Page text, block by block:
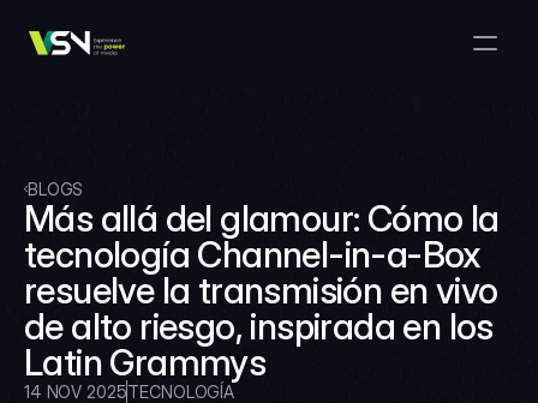
VSN Crea
VSN Uno TV
VSN Arena
VSNExplorer + VSNOne TV
Flujo de Trabajo de Producción de Medios
VSNExplorer + Wedit
Intercambio de Medios
VSNExplorer
Noticias y Entretenimiento en Vivo
VSN NewsConnect + VSN IA
Programación Inteligente
VSNExplorer + VSNCrea
Empresa
Select Language
Spanish (Spain)
ES HÁBLANOS
BLOGS
Más allá del glamour: Cómo la
tecnología Channel-in-a-Box
resuelve la transmisión en vivo
de alto riesgo, inspirada en los
Latin Grammys
14 NOV 2025TECNOLOGÍA